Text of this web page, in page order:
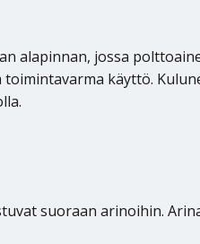
alapinnan, jossa
käyttö.
suoraan arinoihin.